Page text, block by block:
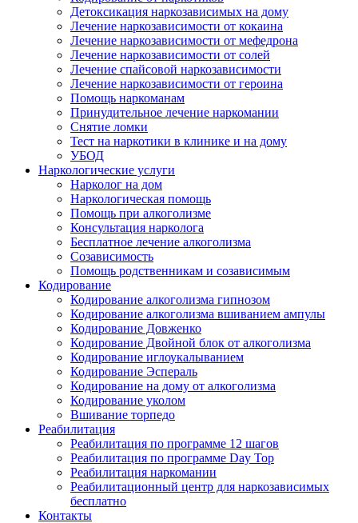
Детоксикация наркозависимых на дому
Лечение наркозависимости от кокаина
Лечение наркозависимости от мефедрона
Лечение наркозависимости от солей
Лечение спайсовой наркозависимости
Лечение наркозависимости от героина
Помощь наркоманам
Принудительное лечение наркомании
Снятие ломки
Тест на наркотики в клинике и на дому
УБОД
Наркологические услуги
Нарколог на дом
Наркологическая помощь
Помощь при алкоголизме
Консультация нарколога
Бесплатное лечение алкоголизма
Созависимость
Помощь родственникам и созависимым
Кодирование
Кодирование алкоголизма гипнозом
Кодирование алкоголизма вшиванием ампулы
Кодирование Довженко
Кодирование Двойной блок от алкоголизма
Кодирование иглоукалыванием
Кодирование Эспераль
Кодирование на дому от алкоголизма
Кодирование уколом
Вшивание торпедо
Реабилитация
Реабилитация по программе 12 шагов
Реабилитация по программе Day Top
Реабилитация наркомании
Реабилитационный центр для наркозависимых
бесплатно
Контакты